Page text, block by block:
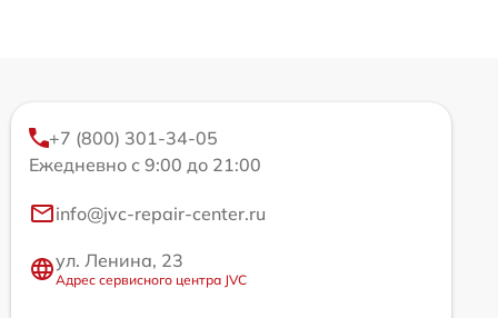
+7 (800) 301-34-05
Ежедневно с 9:00 до 21:00
info@jvc-repair-center.ru
ул. Ленина, 23
Адрес сервисного центра JVC